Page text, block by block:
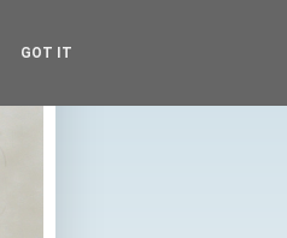
GOT IT